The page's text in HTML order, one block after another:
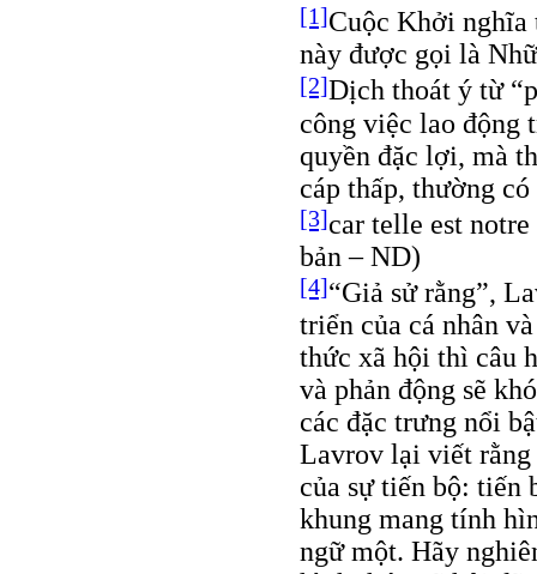
[1]Cuộc Khởi nghĩa
này được gọi là
[2]Dịch thoát ý từ
công việc lao động
quyền đặc lợi, mà
cáp thấp, thường
[3]car telle est
bản – ND)
[4]“Giả sử rằng”,
triển của cá nhân
thức xã hội thì câu
và phản động sẽ
các đặc trưng nổi
Lavrov lại viết rằng
của sự tiến bộ: tiến
khung mang tính
ngữ một. Hãy